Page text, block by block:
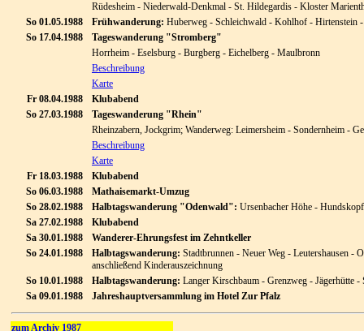
Rüdesheim - Niederwald-Denkmal - St. Hildegardis - Kloster
So 01.05.1988
Frühwanderung: Huberweg - Schleichwald - Kohlhof - Hirtenstein
So 17.04.1988
Tageswanderung "Stromberg"
Horrheim - Eselsburg - Burgberg - Eichelberg - Maulbronn
Beschreibung
Karte
Fr 08.04.1988
Klubabend
So 27.03.1988
Tageswanderung "Rhein"
Rheinzabern, Jockgrim; Wanderweg: Leimersheim - Sondernheim -
Beschreibung
Karte
Fr 18.03.1988
Klubabend
So 06.03.1988
Mathaisemarkt-Umzug
So 28.02.1988
Halbtagswanderung "Odenwald": Ursenbacher Höhe -
Sa 27.02.1988
Klubabend
Sa 30.01.1988
Wanderer-Ehrungsfest im Zehntkeller
So 24.01.1988
Halbtagswanderung: Stadtbrunnen - Neuer Weg - Leutershausen -
anschließend Kinderauszeichnung
So 10.01.1988
Halbtagswanderung: Langer Kirschbaum - Grenzweg - Jägerhütte -
Sa 09.01.1988
Jahreshauptversammlung im Hotel Zur Pfalz
zum Archiv 1987